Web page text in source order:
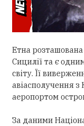
Етна
Сицилії та є
світу. Її
авіасполучення
аеропортом
За даними